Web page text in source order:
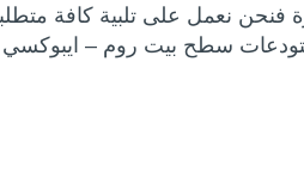
فنحن نعمل على تلبية كافة
سطح بيت روم –